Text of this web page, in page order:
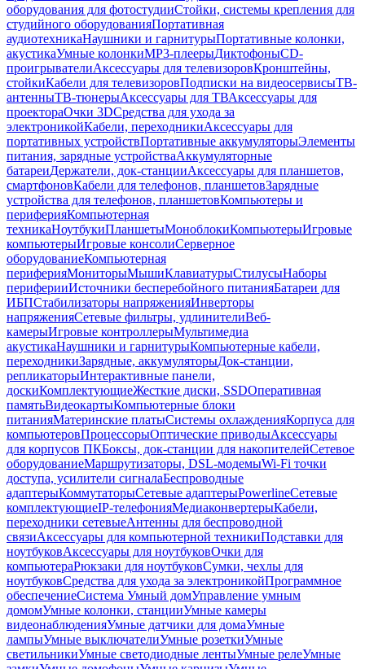
оборудования для фотостудииСтойки, системы крепления для
студийного оборудованияПортативная
аудиотехникаНаушники и гарнитурыПортативные колонки,
акустикаУмные колонкиMP3-плеерыДиктофоныCD-
проигрывателиАксессуары для телевизоровКронштейны,
стойкиКабели для телевизоровПодписки на видеосервисыТВ-
антенныТВ-тюнерыАксессуары для ТВАксессуары для
проектораОчки 3DСредства для ухода за
электроникойКабели, переходникиАксессуары для
портативных устройствПортативные аккумуляторыЭлементы
питания, зарядные устройстваАккумуляторные
батареиДержатели, док-станцииАксессуары для планшетов,
смартфоновКабели для телефонов, планшетовЗарядные
устройства для телефонов, планшетовКомпьютеры и
периферияКомпьютерная
техникаНоутбукиПланшетыМоноблокиКомпьютерыИгровые
компьютерыИгровые консолиСерверное
оборудованиеКомпьютерная
периферияМониторыМышиКлавиатурыСтилусыНаборы
периферииИсточники бесперебойного питанияБатареи для
ИБПСтабилизаторы напряженияИнверторы
напряженияСетевые фильтры, удлинителиВеб-
камерыИгровые контроллерыМультимедиа
акустикаНаушники и гарнитурыКомпьютерные кабели,
переходникиЗарядные, аккумуляторыДок-станции,
репликаторыИнтерактивные панели,
доскиКомплектующиеЖесткие диски, SSDОперативная
памятьВидеокартыКомпьютерные блоки
питанияМатеринские платыСистемы охлажденияКорпуса для
компьютеровПроцессорыОптические приводыАксессуары
для корпусов ПКБоксы, док-станции для накопителейСетевое
оборудованиеМаршрутизаторы, DSL-модемыWi-Fi точки
доступа, усилители сигналаБеспроводные
адаптерыКоммутаторыСетевые адаптерыPowerlineСетевые
комплектующиеIP-телефонияМедиаконвертерыКабели,
переходники сетевыеАнтенны для беспроводной
связиАксессуары для компьютерной техникиПодставки для
ноутбуковАксессуары для ноутбуковОчки для
компьютераРюкзаки для ноутбуковСумки, чехлы для
ноутбуковСредства для ухода за электроникойПрограммное
обеспечениеСистема Умный домУправление умным
домомУмные колонки, станцииУмные камеры
видеонаблюденияУмные датчики для домаУмные
лампыУмные выключателиУмные розеткиУмные
светильникиУмные светодиодные лентыУмные релеУмные